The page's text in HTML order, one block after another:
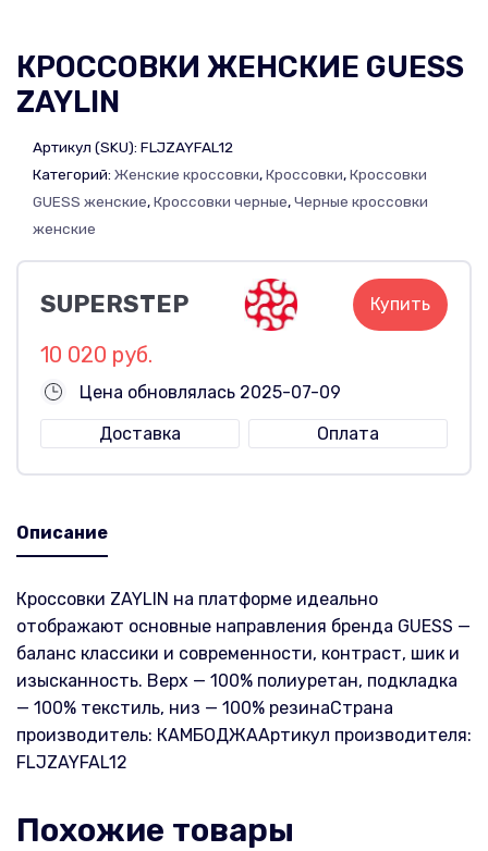
КРОССОВКИ ЖЕНСКИЕ GUESS
ZAYLIN
Артикул (SKU): FLJZAYFAL12
Категорий: Женские кроссовки,Кроссовки,Кроссовки
GUESS женские,Кроссовки черные,Черные кроссовки
женские
SUPERSTEP Купить
10 020 руб.
Цена обновлялась 2025-07-09
Доставка
Оплата
Описание
Кроссовки ZAYLIN на платформе идеально
отображают основные направления бренда GUESS —
баланс классики и современности, контраст, шик и
изысканность. Верх — 100% полиуретан, подкладка
— 100% текстиль, низ — 100% резинаСтрана
производитель: КАМБОДЖААртикул производителя:
FLJZAYFAL12
Похожие товары